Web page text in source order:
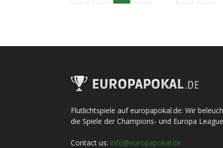
Flutlichtspiele auf europapokal.de: Wir
die Spiele der Champions- und Europa
Contact us: info@europapokal.de